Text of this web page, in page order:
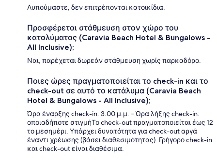
Λυπούμαστε, δεν επιτρέπονται κατοικίδια.
Προσφέρεται στάθμευση στον χώρο του
καταλύματος (Caravia Beach Hotel & Bungalows -
All Inclusive);
Ναι, παρέχεται δωρεάν στάθμευση χωρίς παρκαδόρο.
Ποιες ώρες πραγματοποιείται το check-in και το
check-out σε αυτό το κατάλυμα (Caravia Beach
Hotel & Bungalows - All Inclusive);
Ώρα έναρξης check-in: 3:00 μ.μ. – Ώρα λήξης check-in:
οποιαδήποτε στιγμήΤο check-out πραγματοποιείται έως 12
το μεσημέρι. Υπάρχει δυνατότητα για check-out αργά
έναντι χρέωσης (βάσει διαθεσιμότητας). Γρήγορο check-in
και check-out είναι διαθέσιμα.